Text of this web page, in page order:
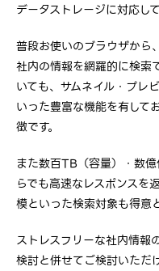
データストレージに対応して
普段お使いのブラウザから
社内の情報を網羅的に検索
いても、サムネイル・プレ
いった豊富な機能を有して
徴です。
また数百TB（容量）・数
らでも高速なレスポンスを
模といった検索対象も得意
ストレスフリーな社内情報
検討と併せてご検討いただ